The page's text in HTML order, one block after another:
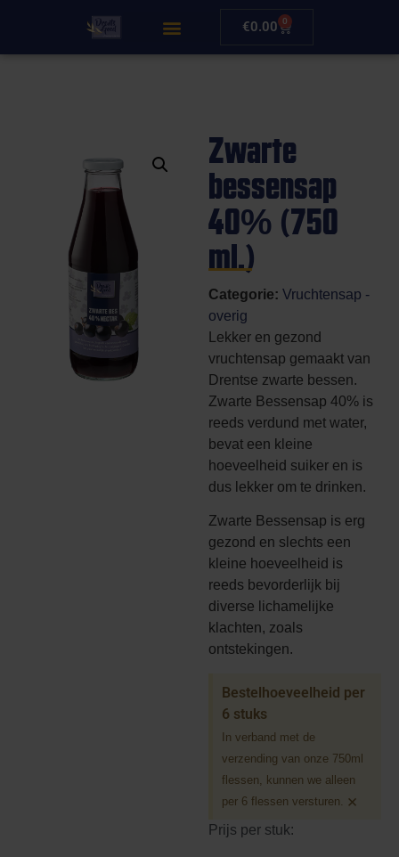
€0.00 0
Zwarte
bessensap
40% (750
ml.)
Categorie: Vruchtensap -
overig
Lekker en gezond
vruchtensap gemaakt van
Drentse zwarte bessen.
Zwarte Bessensap 40% is
reeds verdund met water,
bevat een kleine
hoeveelheid suiker en is
dus lekker om te drinken.
Zwarte Bessensap is erg
gezond en slechts een
kleine hoeveelheid is
reeds bevorderlijk bij
diverse lichamelijke
klachten, zoals
ontstekingen.
Bestelhoeveelheid per
6 stuks
In verband met de
verzending van onze 750ml
flessen, kunnen we alleen
per 6 flessen versturen.
×
Prijs per stuk: